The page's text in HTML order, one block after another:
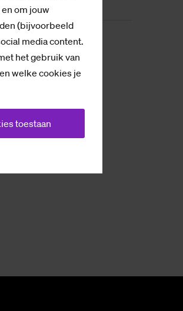
om jouw
(bijvoorbeeld
media content.
het gebruik van
welke cookies je
toestaan